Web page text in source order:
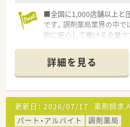
■全国に1,000店舗以上と
です。調剤薬局業界の中で
的に安心して働ける企業で
るので、常に学びが得ら
通じて、しっかりと患者様
供を目指しています。
■福利厚生面が手厚く「連
得できる制度）」等、プラ
フバランスを後押ししてく
詳細を見る
更新日： 2026/07/17 薬剤師求
パート・アルバイト
調剤薬局